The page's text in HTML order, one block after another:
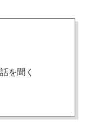
を聞く